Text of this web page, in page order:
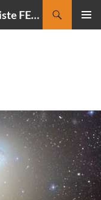
CIELMANIA : le blog de Jean-Baptiste FELDMANN, photographe du ciel